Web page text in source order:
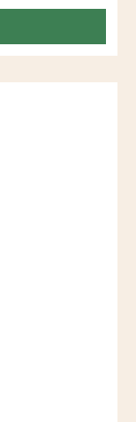
Jahre alten
dem Oakley
auszeichnet,